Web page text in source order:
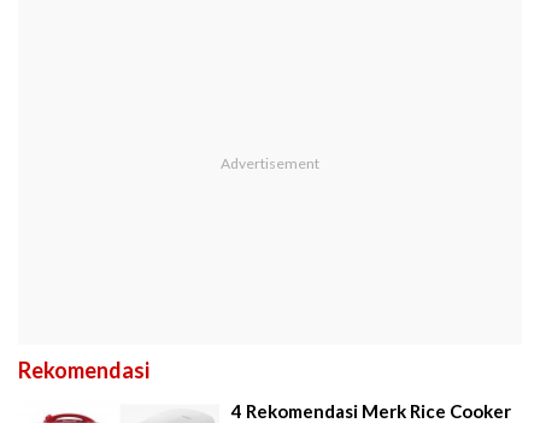
Rekomendasi
4 Rekomendasi Merk Rice Cooker